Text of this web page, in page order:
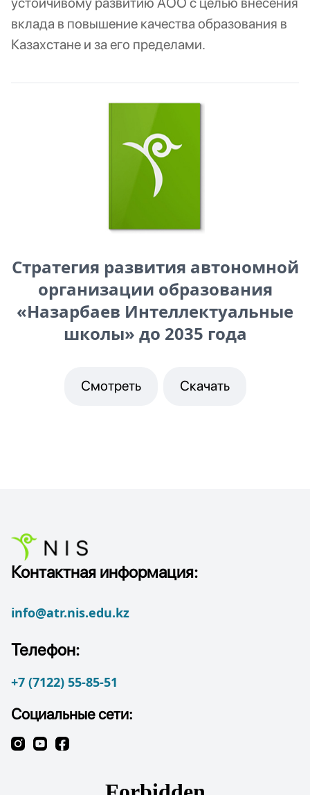
вклада в повышение качества образования в
Казахстане и за его пределами.
Стратегия развития автономной
организации образования
«Назарбаев Интеллектуальные
школы» до 2035 года
Смотреть Скачать
Контактная информация:
info@atr.nis.edu.kz
Телефон:
+7 (7122) 55-85-51
Социальные сети: